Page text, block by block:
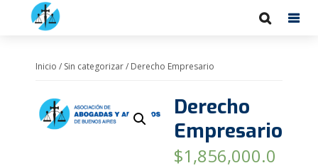
Inicio / Sin categorizar/ Derecho Empresario
Derecho
Empresario
$1,856,000.0